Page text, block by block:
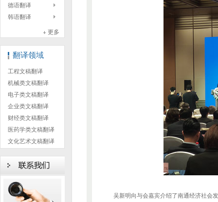
吴新明向与会嘉宾介绍了南通经济社会
德语翻译
韩语翻译
+ 更多
翻译领域
工程文稿翻译
机械类文稿翻译
电子类文稿翻译
企业类文稿翻译
财经类文稿翻译
医药学类文稿翻译
文化艺术文稿翻译